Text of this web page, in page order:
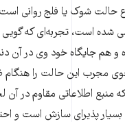
حالت شوک یا فلج روانی است
شده است، تجربه‌ای که گویی
هم جایگاه خود وی در آن
مجرب این حالت را
منبع اطلاعاتی مقاوم در آن
پذیرای سازش است و